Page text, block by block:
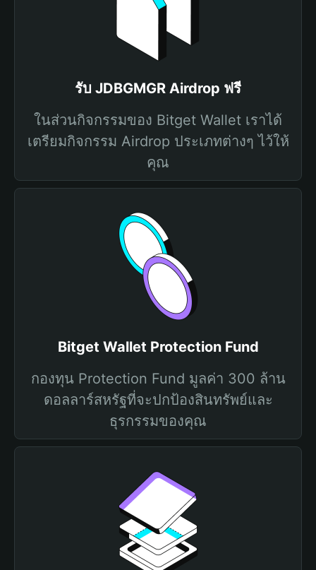
รับ JDBGMGR Airdrop ฟรี
ในส่วนกิจกรรมของ Bitget Wallet เราได้
เตรียมกิจกรรม Airdrop ประเภทต่างๆ ไว้ให้
คุณ
Bitget Wallet Protection Fund
กองทุน Protection Fund มูลค่า 300 ล้าน
ดอลลาร์สหรัฐที่จะปกป้องสินทรัพย์และ
ธุรกรรมของคุณ